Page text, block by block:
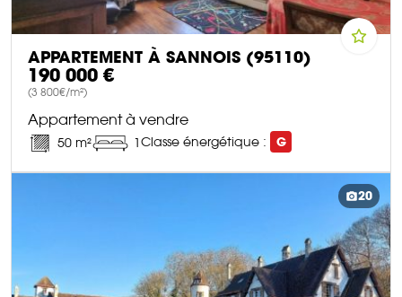
APPARTEMENT À SANNOIS (95110)
190 000 €
(3 800€/m²)
Appartement à vendre
50 m² 1Classe énergétique : G
20